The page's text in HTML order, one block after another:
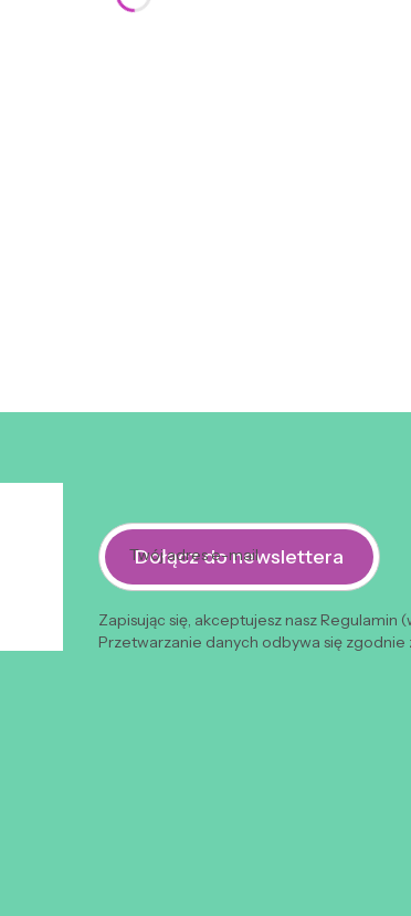
Twój adres e-mail
Dołącz do newslettera
Zapisując się, akceptujesz nasz
Przetwarzanie danych odbywa się zgodnie